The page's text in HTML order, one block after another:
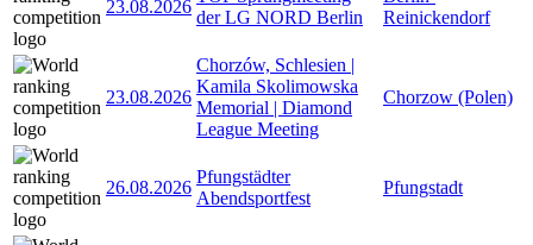
23.08.2026
der LG NORD Berlin
Reinickendorf
23.08.2026
Chorzów, Schlesien |
Kamila Skolimowska
Memorial | Diamond
League Meeting
Chorzow (Polen)
26.08.2026
Pfungstädter
Abendsportfest
Pfungstadt